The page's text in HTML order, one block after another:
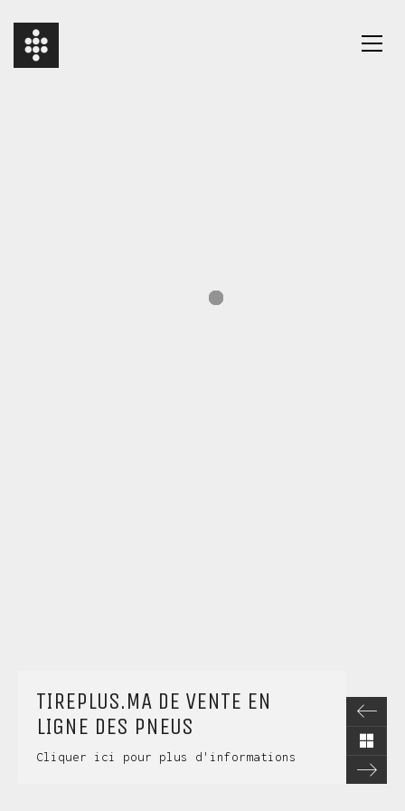
TIREPLUS.MA DE VENTE EN
LIGNE DES PNEUS
Cliquer ici pour plus d'informations